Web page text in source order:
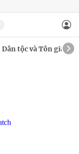
Dân tộc và Tôn giáo